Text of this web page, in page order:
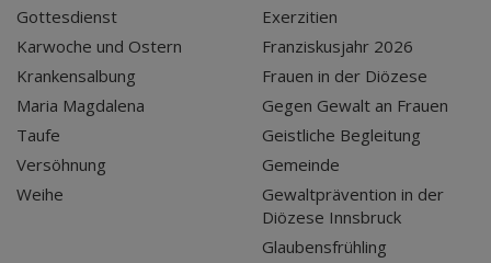
Gottesdienst
Karwoche und Ostern
Krankensalbung
Maria Magdalena
Taufe
Versöhnung
Weihe
Exerzitien
Franziskusjahr 2026
Frauen in der Diözese
Gegen Gewalt an Frauen
Geistliche Begleitung
Gemeinde
Gewaltprävention in der
Diözese Innsbruck
Glaubensfrühling